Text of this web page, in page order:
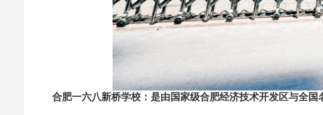
合肥一六八新桥学校：是由国家级合肥经济技术开发区与全